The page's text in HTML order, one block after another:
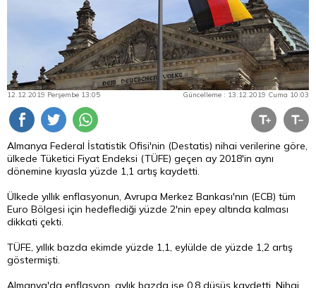
12.12.2019 Perşembe 13:05 Güncelleme : 13.12.2019 Cuma 10:03
Almanya Federal İstatistik Ofisi'nin (Destatis) nihai verilerine göre,
ülkede Tüketici Fiyat Endeksi (TÜFE) geçen ay 2018'in aynı
dönemine kıyasla yüzde 1,1 artış kaydetti.
Ülkede yıllık enflasyonun, Avrupa Merkez Bankası'nın (ECB) tüm
Euro Bölgesi için hedeflediği yüzde 2'nin epey altında kalması
dikkati çekti.
TÜFE, yıllık bazda ekimde yüzde 1,1, eylülde de yüzde 1,2 artış
göstermişti.
Almanya'da enflasyon, aylık bazda ise 0,8 düşüş kaydetti. Nihai